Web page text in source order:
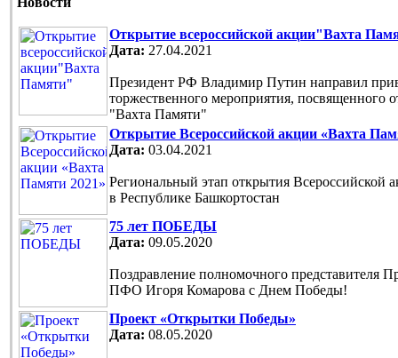
Открытие всероссийской акции"Вахта
Дата: 27.04.2021
Президент РФ Владимир Путин направил
торжественного мероприятия, посвященного
"Вахта Памяти"
Открытие Всероссийской акции «Вахта
Дата: 03.04.2021
Региональный этап открытия Всероссийской
в Республике Башкортостан
75 лет ПОБЕДЫ
Дата: 09.05.2020
Поздравление полномочного представителя
ПФО Игоря Комарова с Днем Победы!
Проект «Открытки Победы»
Дата: 08.05.2020